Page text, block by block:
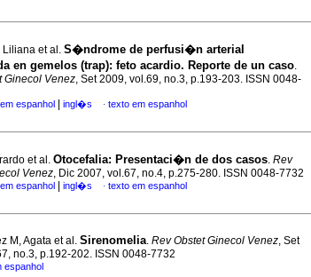
et al. S�ndrome de perfusi�n arterial
en gemelos (trap): feto acardio. Reporte de un caso.
Ginecol Venez, Set 2009, vol.69, no.3, p.193-203. ISSN 0048-
espanhol ingl�s · texto em espanhol
et al. Otocefalia: Presentaci�n de dos casos. Rev
Venez, Dic 2007, vol.67, no.4, p.275-280. ISSN 0048-7732
espanhol ingl�s · texto em espanhol
M, Agata et al. Sirenomelia. Rev Obstet Ginecol Venez, Set
no.3, p.192-202. ISSN 0048-7732
espanhol